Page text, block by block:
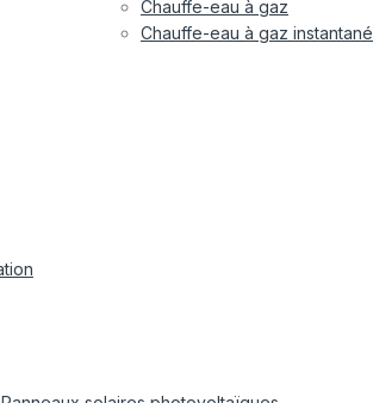
Chauffe-eau à gaz
Chauffe-eau à gaz instantané